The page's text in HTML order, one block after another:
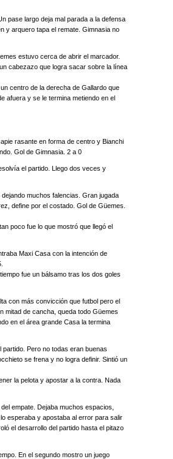
pase largo deja mal parada a la defensa
y arquero tapa el remate. Gimnasia no
estuvo cerca de abrir el marcador.
cabezazo que logra sacar sobre la línea
centro de la derecha de Gallardo que
afuera y se le termina metiendo en el
rasante en forma de centro y Bianchi
Gol de Gimnasia. 2 a 0
el partido. Llego dos veces y
muchos falencias. Gran jugada
define por el costado. Gol de Güemes.
poco fue lo que mostró que llegó el
Maxi Casa con la intención de
fue un bálsamo tras los dos goles
con más convicción que futbol pero el
mitad de cancha, queda todo Güemes
en el área grande Casa la termina
Pero no todas eran buenas
se frena y no logra definir. Sintió un
la pelota y apostar a la contra. Nada
empate. Dejaba muchos espacios,
esperaba y apostaba al error para salir
el desarrollo del partido hasta el pitazo
En el segundo mostro un juego